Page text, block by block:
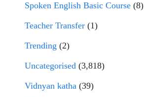
Spoken English Basic Course (8)
Teacher Transfer (1)
Trending (2)
Uncategorised (3,818)
Vidnyan katha (39)